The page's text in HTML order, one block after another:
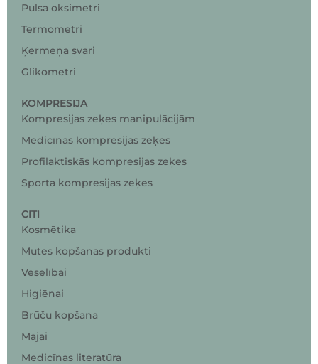
Pulsa oksimetri
Termometri
Ķermeņa svari
Glikometri
KOMPRESIJA
Kompresijas zeķes manipulācijām
Medicīnas kompresijas zeķes
Profilaktiskās kompresijas zeķes
Sporta kompresijas zeķes
CITI
Kosmētika
Mutes kopšanas produkti
Veselībai
Higiēnai
Brūču kopšana
Mājai
Medicīnas literatūra